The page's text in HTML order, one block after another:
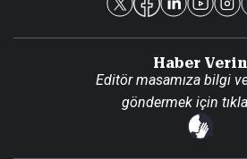
Haber Verin
Editör masamıza bilgi
göndermek için